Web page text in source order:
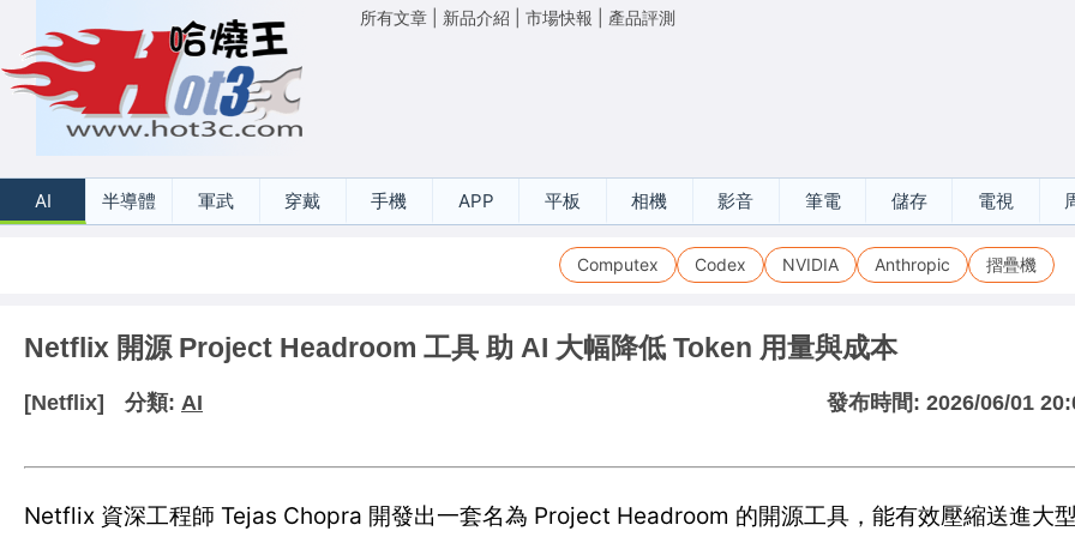
所有文章 新品介紹 市場快報 產品評測
AI 半導體 軍武 穿戴 手機 APP 平板 相機 影音 筆電 儲存 電視
Computex Codex NVIDIA Anthropic 摺疊機
Netflix 開源 Project Headroom 工具 助 AI 大幅降低 Token 用量與成本
[Netflix] 分類: AI 發布時間: 2026/06/01
Netflix 資深工程師 Tejas Chopra 開發出一套名為 Project Headroom 的開源工具，能有效壓縮送進大